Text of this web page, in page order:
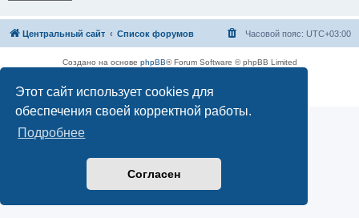
Этот сайт использует cookies для
обеспечения своей корректной работы.
Подробнее
Согласен
Центральный сайт Список форумов Часовой пояс: UTC+03:00
Создано на основе phpBB® Forum Software © phpBB Limited
Конфиденциальность|Правила